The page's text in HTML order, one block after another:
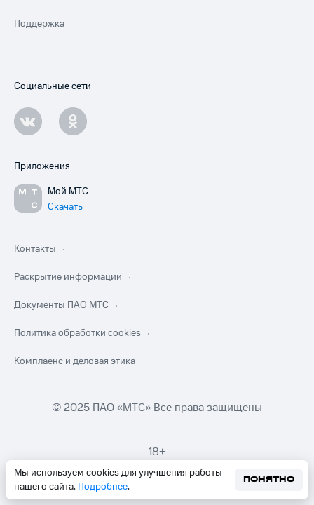
Мы используем cookies для улучшения работы
нашего сайта. Подробнее.
ПОНЯТНО
Поддержка
Социальные сети
Приложения
Мой МТС
Скачать
Контакты
Раскрытие информации
Документы ПАО МТС
Политика обработки cookies
Комплаенс и деловая этика
© 2025 ПАО «МТС» Все права защищены
18+